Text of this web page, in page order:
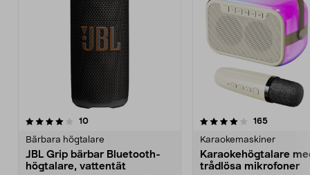
10recensioner
Bärbara högtalare
JBL Grip bärbar Bluetooth-
högtalare, vattentät
4.0 av 5 stjärnor 165
Karaokemaskiner
Karaokehögtalare
trådlösa mikrofoner
4.0 av 5 stjärnor